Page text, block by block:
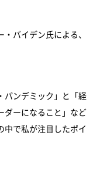
バイデン氏による、
パンデミック」と「経
ダーになること」など
中で私が注目したポイ